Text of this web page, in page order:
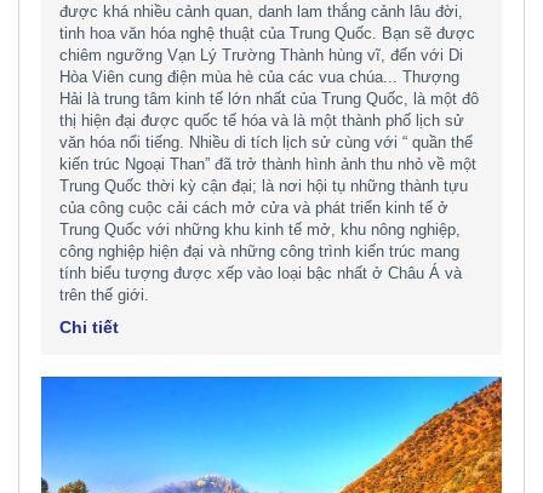
được khá nhiều cảnh quan, danh lam thắng cảnh lâu đời,
tinh hoa văn hóa nghệ thuật của Trung Quốc. Bạn sẽ được
chiêm ngưỡng Vạn Lý Trường Thành hùng vĩ, đến với Di
Hòa Viên cung điện mùa hè của các vua chúa... Thượng
Hải là trung tâm kinh tế lớn nhất của Trung Quốc, là một đô
thị hiện đại được quốc tế hóa và là một thành phố lịch sử
văn hóa nổi tiếng. Nhiều di tích lịch sử cùng với “ quần thể
kiến trúc Ngoại Than” đã trở thành hình ảnh thu nhỏ về một
Trung Quốc thời kỳ cận đại; là nơi hội tụ những thành tựu
của công cuộc cải cách mở cửa và phát triển kinh tế ở
Trung Quốc với những khu kinh tế mở, khu nông nghiệp,
công nghiệp hiện đại và những công trình kiến trúc mang
tính biểu tượng được xếp vào loại bậc nhất ở Châu Á và
trên thế giới.
Chi tiết